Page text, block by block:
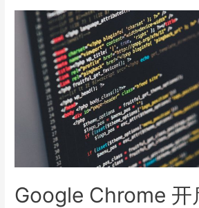
Google Chrome 开